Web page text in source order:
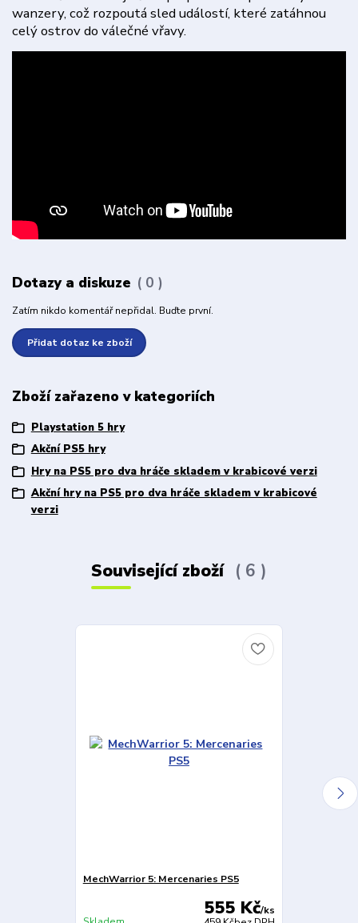
wanzery, což rozpoutá sled událostí, které zatáhnou
celý ostrov do válečné vřavy.
Dotazy a diskuze 0
Zatím nikdo komentář nepřidal. Buďte první.
Přidat dotaz ke zboží
Zboží zařazeno v kategoriích
Playstation 5 hry
Akční PS5 hry
Hry na PS5 pro dva hráče skladem v krabicové verzi
Akční hry na PS5 pro dva hráče skladem v krabicové
verzi
Související zboží 6
MechWarrior 5: Mercenaries PS5
555 Kč/ks